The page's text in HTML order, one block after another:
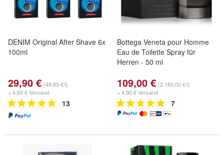
DENIM Original After Shave 6x
100ml
29,90 € (49,83 €/l)
+ 4,69 € Versand
13
Bottega Veneta pour Homme
Eau de Toilette Spray für
Herren - 50 ml
109,00 € (2.180,00 €/l)
+ 4,90 € Versand
7